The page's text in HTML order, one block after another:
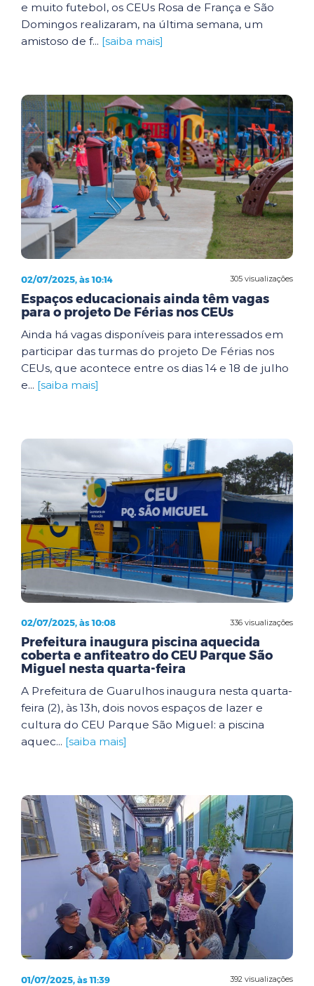
e muito futebol, os CEUs Rosa de França e São
Domingos realizaram, na última semana, um
amistoso de f... [saiba mais]
305 visualizações
02/07/2025, às 10:14
Espaços educacionais ainda têm vagas
para o projeto De Férias nos CEUs
Ainda há vagas disponíveis para interessados em
participar das turmas do projeto De Férias nos
CEUs, que acontece entre os dias 14 e 18 de julho
e... [saiba mais]
336 visualizações
02/07/2025, às 10:08
Prefeitura inaugura piscina aquecida
coberta e anfiteatro do CEU Parque São
Miguel nesta quarta-feira
A Prefeitura de Guarulhos inaugura nesta quarta-
feira (2), às 13h, dois novos espaços de lazer e
cultura do CEU Parque São Miguel: a piscina
aquec... [saiba mais]
392 visualizações
01/07/2025, às 11:39